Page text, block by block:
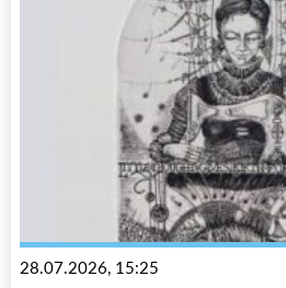
28.07.2026, 15:25